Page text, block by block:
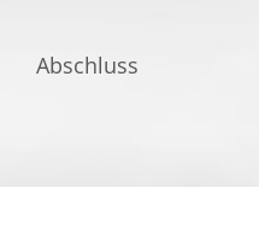
Abschluss